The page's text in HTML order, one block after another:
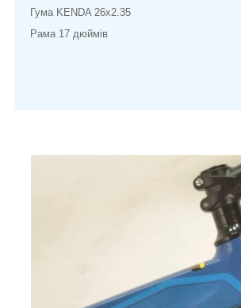
Гума KENDA 26x2.35
Рама 17 дюймів